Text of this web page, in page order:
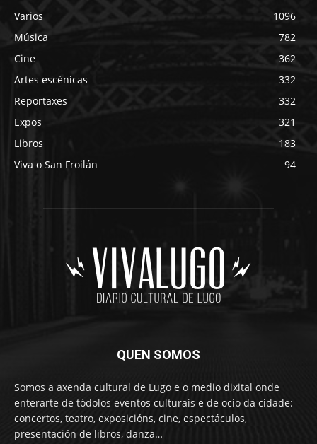
Varios
1096
Música
782
Cine
362
Artes escénicas
332
Reportaxes
332
Expos
321
Libros
183
Viva o San Froilán
94
QUEN SOMOS
Somos a axenda cultural de Lugo e o medio dixital onde
enterarte de tódolos eventos culturais e de ocio da cidade:
concertos, teatro, exposicións, cine, espectáculos,
presentación de libros, danza…